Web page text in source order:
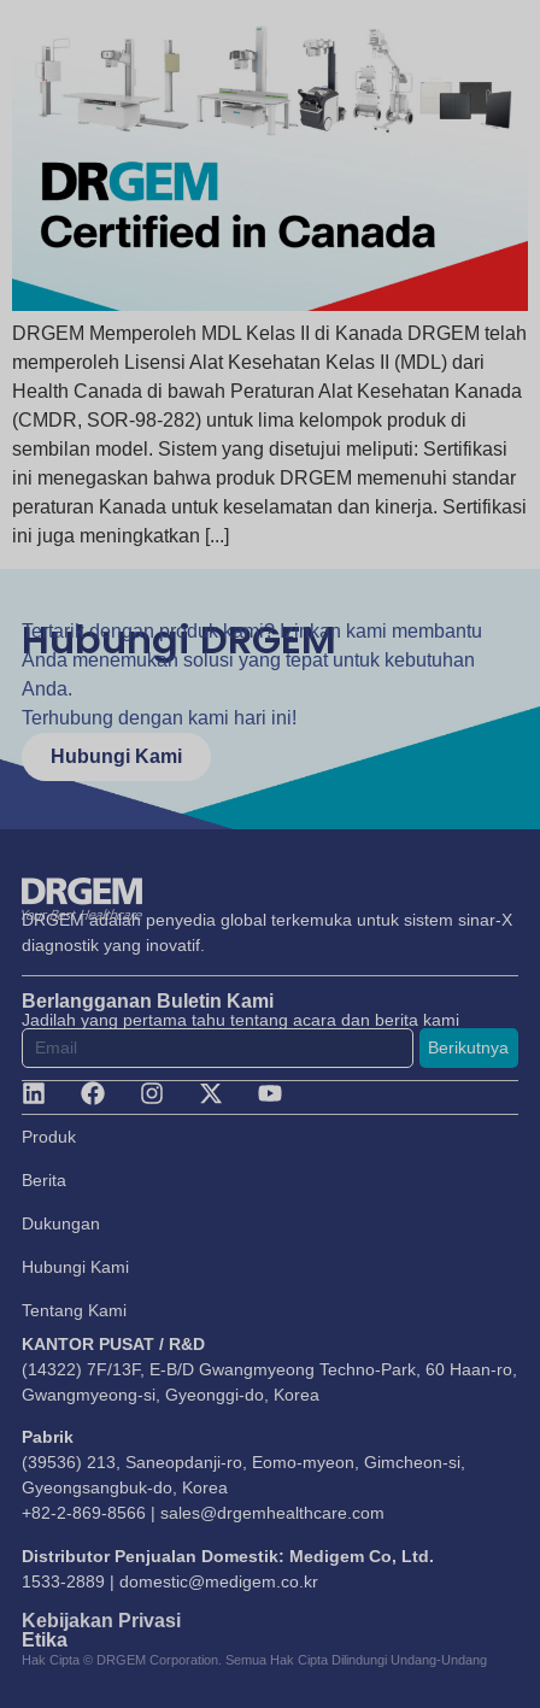
DRGEM Memperoleh MDL Kelas II di Kanada DRGEM telah
memperoleh Lisensi Alat Kesehatan Kelas II (MDL) dari
Health Canada di bawah Peraturan Alat Kesehatan Kanada
(CMDR, SOR-98-282) untuk lima kelompok produk di
sembilan model. Sistem yang disetujui meliputi: Sertifikasi
ini menegaskan bahwa produk DRGEM memenuhi standar
peraturan Kanada untuk keselamatan dan kinerja. Sertifikasi
ini juga meningkatkan [...]
Hubungi DRGEM
Tertarik dengan produk kami? Izinkan kami membantu
Anda menemukan solusi yang tepat untuk kebutuhan
Anda.
Terhubung dengan kami hari ini!
Hubungi Kami
DRGEM adalah penyedia global terkemuka untuk sistem sinar-X
diagnostik yang inovatif.
Berlangganan Buletin Kami
Jadilah yang pertama tahu tentang acara dan berita kami
Berikutnya
Produk
Berita
Dukungan
Hubungi Kami
Tentang Kami
KANTOR PUSAT / R&D
(14322) 7F/13F, E-B/D Gwangmyeong Techno-Park, 60 Haan-ro,
Gwangmyeong-si, Gyeonggi-do, Korea
Pabrik
(39536) 213, Saneopdanji-ro, Eomo-myeon, Gimcheon-si,
Gyeongsangbuk-do, Korea
+82-2-869-8566 | sales@drgemhealthcare.com
Distributor Penjualan Domestik: Medigem Co, Ltd.
1533-2889 | domestic@medigem.co.kr
Kebijakan Privasi
Etika
Hak Cipta © DRGEM Corporation. Semua Hak Cipta Dilindungi Undang-Undang